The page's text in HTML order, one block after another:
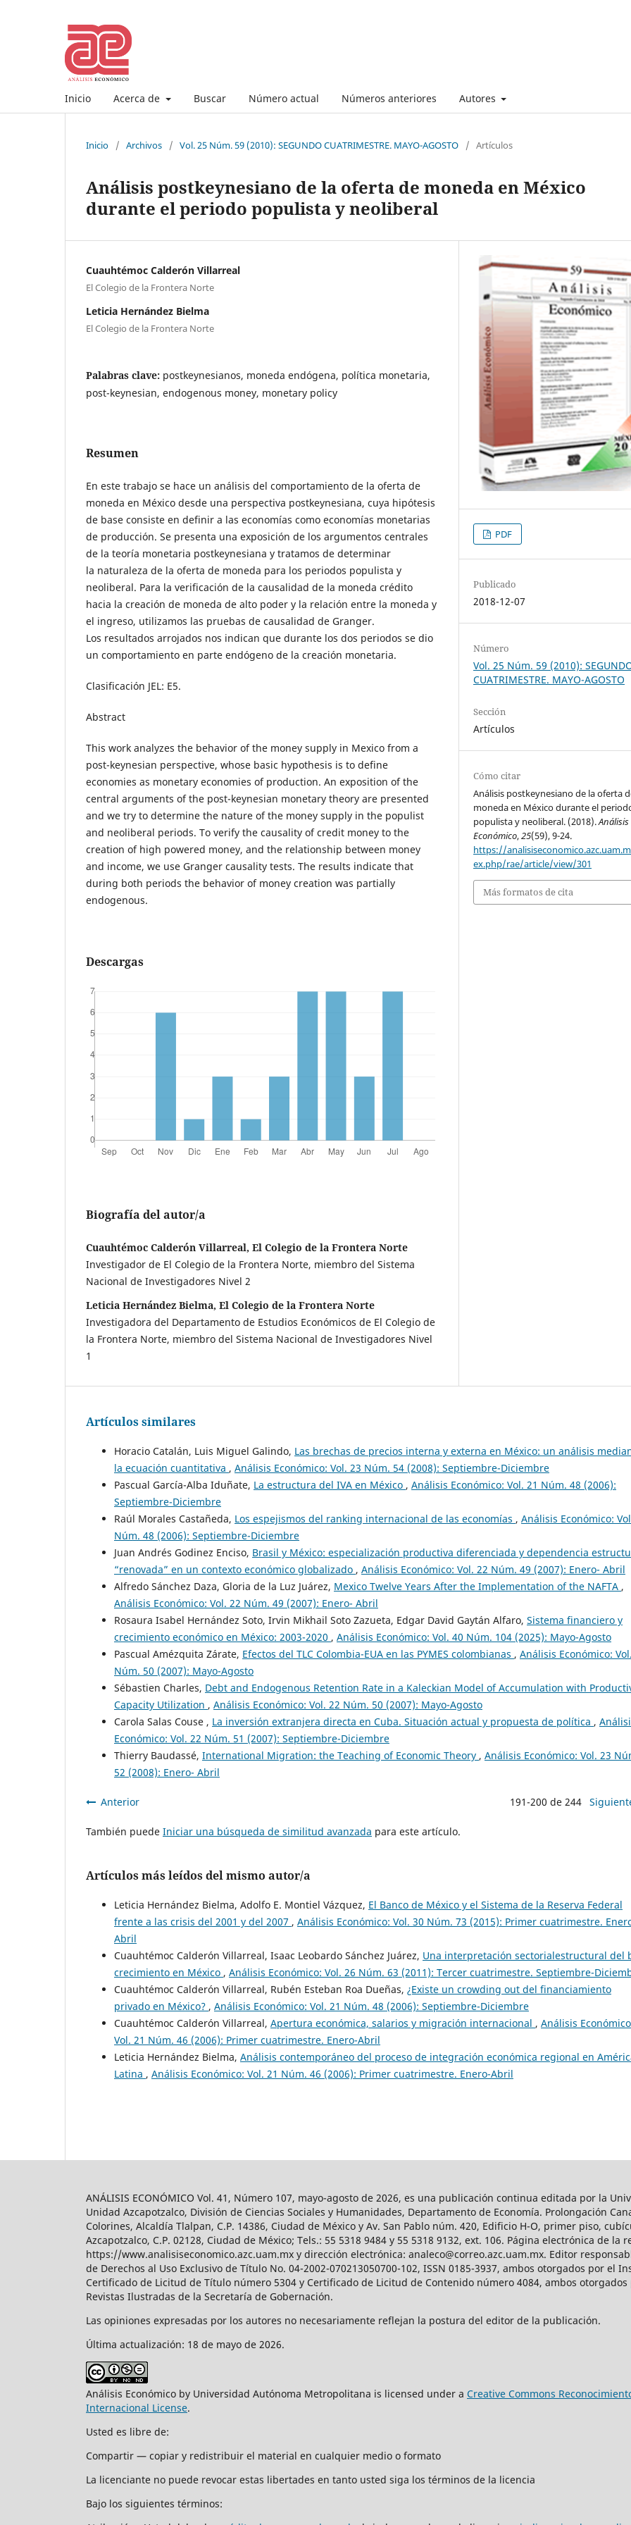
Inicio Acerca de Buscar Número actual Números anteriores Autores
Inicio / Archivos / Vol. 25 Núm. 59 (2010): SEGUNDO CUATRIMESTRE. MAYO-AGOSTO / Artículos
Análisis postkeynesiano de la oferta de moneda en México
durante el periodo populista y neoliberal
Cuauhtémoc Calderón Villarreal
El Colegio de la Frontera Norte
Leticia Hernández Bielma
El Colegio de la Frontera Norte
Palabras clave: postkeynesianos, moneda endógena, política monetaria,
post-keynesian, endogenous money, monetary policy
Resumen
En este trabajo se hace un análisis del comportamiento de la oferta de
moneda en México desde una perspectiva postkeynesiana, cuya hipótesis
de base consiste en definir a las economías como economías monetarias
de producción. Se presenta una exposición de los argumentos centrales
de la teoría monetaria postkeynesiana y tratamos de determinar
la naturaleza de la oferta de moneda para los periodos populista y
neoliberal. Para la verificación de la causalidad de la moneda crédito
hacia la creación de moneda de alto poder y la relación entre la moneda y
el ingreso, utilizamos las pruebas de causalidad de Granger.
Los resultados arrojados nos indican que durante los dos periodos se dio
un comportamiento en parte endógeno de la creación monetaria.
Clasificación JEL: E5.
Abstract
This work analyzes the behavior of the money supply in Mexico from a
post-keynesian perspective, whose basic hypothesis is to define
economies as monetary economies of production. An exposition of the
central arguments of the post-keynesian monetary theory are presented
and we try to determine the nature of the money supply in the populist
and neoliberal periods. To verify the causality of credit money to the
creation of high powered money, and the relationship between money
and income, we use Granger causality tests. The results indicate that
during both periods the behavior of money creation was partially
endogenous.
Descargas
Biografía del autor/a
Cuauhtémoc Calderón Villarreal, El Colegio de la Frontera Norte
Investigador de El Colegio de la Frontera Norte, miembro del Sistema
Nacional de Investigadores Nivel 2
Leticia Hernández Bielma, El Colegio de la Frontera Norte
Investigadora del Departamento de Estudios Económicos de El Colegio de
la Frontera Norte, miembro del Sistema Nacional de Investigadores Nivel
1
PDF
Publicado
2018-12-07
Número
Vol. 25 Núm. 59 (2010):
CUATRIMESTRE. MAYO-AGOSTO
Sección
Artículos
Cómo citar
Análisis postkeynesiano de la oferta
moneda en México durante el
populista y neoliberal. (2018).Análisis
Económico,25(59), 9-24.
https://
ex.php/rae/article/view/301
Más formatos de cita
Artículos similares
Horacio Catalán, Luis Miguel Galindo, Las brechas de precios interna y externa en México: un análisis
la ecuación cuantitativa , Análisis Económico: Vol. 23 Núm. 54 (2008): Septiembre-Diciembre
Pascual García-Alba Iduñate, La estructura del IVA en México , Análisis Económico: Vol. 21 Núm. 48 (2006):
Septiembre-Diciembre
Raúl Morales Castañeda, Los espejismos del ranking internacional de las economías , Análisis Económico:
Núm. 48 (2006): Septiembre-Diciembre
Juan Andrés Godinez Enciso, Brasil y México: especialización productiva diferenciada y dependencia
“renovada” en un contexto económico globalizado , Análisis Económico: Vol. 22 Núm. 49 (2007): Enero- Abril
Alfredo Sánchez Daza, Gloria de la Luz Juárez, Mexico Twelve Years After the Implementation of the NAFTA ,
Análisis Económico: Vol. 22 Núm. 49 (2007): Enero- Abril
Rosaura Isabel Hernández Soto, Irvin Mikhail Soto Zazueta, Edgar David Gaytán Alfaro, Sistema financiero y
crecimiento económico en México: 2003-2020 , Análisis Económico: Vol. 40 Núm. 104 (2025): Mayo-Agosto
Pascual Amézquita Zárate, Efectos del TLC Colombia-EUA en las PYMES colombianas , Análisis Económico:
Núm. 50 (2007): Mayo-Agosto
Sébastien Charles, Debt and Endogenous Retention Rate in a Kaleckian Model of Accumulation with
Capacity Utilization , Análisis Económico: Vol. 22 Núm. 50 (2007): Mayo-Agosto
Carola Salas Couse , La inversión extranjera directa en Cuba. Situación actual y propuesta de política ,
Económico: Vol. 22 Núm. 51 (2007): Septiembre-Diciembre
Thierry Baudassé, International Migration: the Teaching of Economic Theory , Análisis Económico: Vol. 23
52 (2008): Enero- Abril
Anterior 191-200 de 244
También puede Iniciar una búsqueda de similitud avanzada para este artículo.
Artículos más leídos del mismo autor/a
Leticia Hernández Bielma, Adolfo E. Montiel Vázquez, El Banco de México y el Sistema de la Reserva Federal
frente a las crisis del 2001 y del 2007 , Análisis Económico: Vol. 30 Núm. 73 (2015): Primer cuatrimestre.
Abril
Cuauhtémoc Calderón Villarreal, Isaac Leobardo Sánchez Juárez, Una interpretación sectorialestructural del
crecimiento en México , Análisis Económico: Vol. 26 Núm. 63 (2011): Tercer cuatrimestre. Septiembre-
Cuauhtémoc Calderón Villarreal, Rubén Esteban Roa Dueñas, ¿Existe un crowding out del financiamiento
privado en México? , Análisis Económico: Vol. 21 Núm. 48 (2006): Septiembre-Diciembre
Cuauhtémoc Calderón Villarreal, Apertura económica, salarios y migración internacional , Análisis
Vol. 21 Núm. 46 (2006): Primer cuatrimestre. Enero-Abril
Leticia Hernández Bielma, Análisis contemporáneo del proceso de integración económica regional en
Latina , Análisis Económico: Vol. 21 Núm. 46 (2006): Primer cuatrimestre. Enero-Abril
ANÁLISIS ECONÓMICO Vol. 41, Número 107, mayo-agosto de 2026, es una publicación continua editada por la
Unidad Azcapotzalco, División de Ciencias Sociales y Humanidades, Departamento de Economía. Prolongación
Colorines, Alcaldía Tlalpan, C.P. 14386, Ciudad de México y Av. San Pablo núm. 420, Edificio H-O, primer piso,
Azcapotzalco, C.P. 02128, Ciudad de México; Tels.: 55 5318 9484 y 55 5318 9132, ext. 106. Página electrónica de la
https://www.analisiseconomico.azc.uam.mx y dirección electrónica: analeco@correo.azc.uam.mx. Editor
de Derechos al Uso Exclusivo de Título No. 04-2002-070213050700-102, ISSN 0185-3937, ambos otorgados por el
Certificado de Licitud de Título número 5304 y Certificado de Licitud de Contenido número 4084, ambos
Revistas Ilustradas de la Secretaría de Gobernación.
Las opiniones expresadas por los autores no necesariamente reflejan la postura del editor de la publicación.
Última actualización: 18 de mayo de 2026.
Análisis Económico by Universidad Autónoma Metropolitana is licensed under a Creative Commons
Internacional License.
Usted es libre de:
Compartir — copiar y redistribuir el material en cualquier medio o formato
La licenciante no puede revocar estas libertades en tanto usted siga los términos de la licencia
Bajo los siguientes términos: